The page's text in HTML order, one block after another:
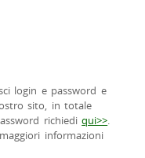
login e password e
sito, in totale
richiediqui>>.
informazioni